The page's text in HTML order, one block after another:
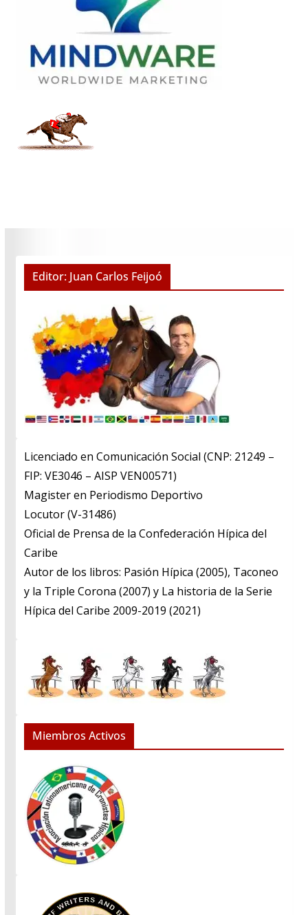
Editor: Juan Carlos Feijoó
Licenciado en Comunicación Social (CNP: 21249 –
FIP: VE3046 – AISP VEN00571)
​Magister en Periodismo Deportivo
​Locutor (V-31486)
​Oficial de Prensa de la Confederación Hípica del
Caribe
​Autor de los libros: Pasión Hípica (2005), Taconeo
y la Triple Corona (2007) y La historia de la Serie
Hípica del Caribe 2009-2019 (2021)
Miembros Activos